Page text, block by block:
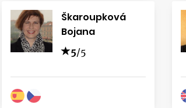
Škaroupková
Bojana
5/5